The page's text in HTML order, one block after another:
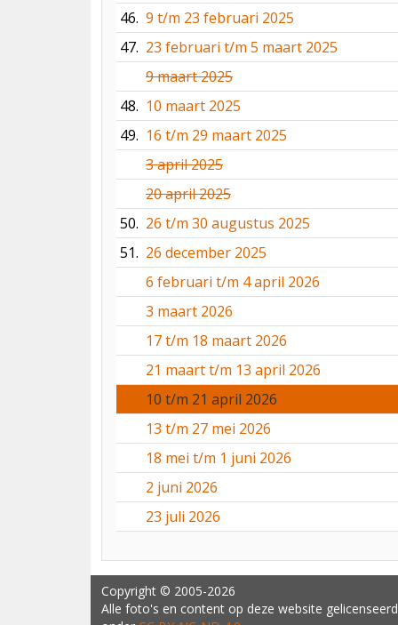
46. 9 t/m 23 februari 2025
47. 23 februari t/m 5 maart 2025
9 maart 2025
48. 10 maart 2025
49. 16 t/m 29 maart 2025
3 april 2025
20 april 2025
50. 26 t/m 30 augustus 2025
51. 26 december 2025
6 februari t/m 4 april 2026
3 maart 2026
17 t/m 18 maart 2026
21 maart t/m 13 april 2026
10 t/m 21 april 2026
13 t/m 27 mei 2026
18 mei t/m 1 juni 2026
2 juni 2026
23 juli 2026
Copyright © 2005-2026
Alle foto's en content op deze website gelicenseerd